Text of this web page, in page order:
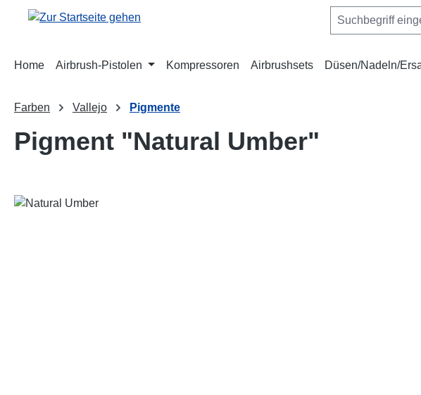
Hauptinhalt springen
Zur Suche springen
Zur Hauptnavigation springen
Home Airbrush-Pistolen Kompressoren Airbrushsets Düsen/Nadeln/
Farben Vallejo Pigmente
Pigment "Natural Umber"
Bildergalerie überspringen